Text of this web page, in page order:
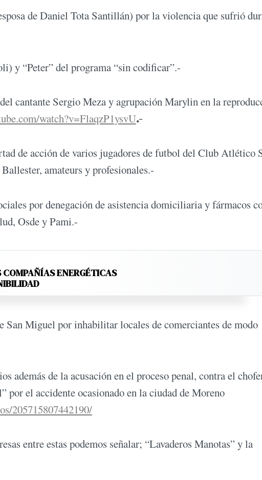
de Daniel Tota Santillán) por la violencia que sufrió
y “Peter” del programa “sin codificar”.-
cantante Sergio Meza y agrupación Marylin en la
watch?v=FlaqzP1ysvU.-
de acción de varios jugadores de futbol del Club Atlético
amateurs y profesionales.-
por denegación de asistencia domiciliaria y fármacos
Osde y Pami.-
ENERGÉTICAS
San Miguel por inhabilitar locales de comerciantes de modo
además de la acusación en el proceso penal, contra el
por el accidente ocasionado en la ciudad de Moreno
205715807442190/
entre estas podemos señalar; “Lavaderos Manotas” y la